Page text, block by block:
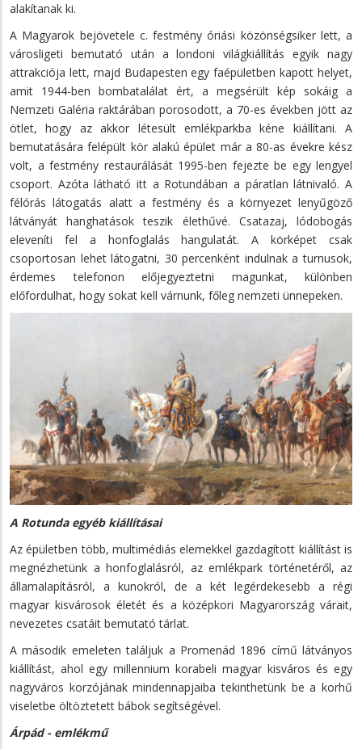
alakítanak ki.
A Magyarok bejövetele c. festmény óriási közönségsiker lett, a
városligeti bemutató után a londoni világkiállítás egyik nagy
attrakciója lett, majd Budapesten egy faépületben kapott helyet,
amit 1944-ben bombatalálat ért, a megsérült kép sokáig a
Nemzeti Galéria raktárában porosodott, a 70-es években jött az
ötlet, hogy az akkor létesült emlékparkba kéne kiállítani. A
bemutatására felépült kör alakú épület már a 80-as évekre kész
volt, a festmény restaurálását 1995-ben fejezte be egy lengyel
csoport. Azóta látható itt a Rotundában a páratlan látnivaló. A
félórás látogatás alatt a festmény és a környezet lenyűgöző
látványát hanghatások teszik élethűvé. Csatazaj, lódobogás
eleveníti fel a honfoglalás hangulatát. A körképet csak
csoportosan lehet látogatni, 30 percenként indulnak a turnusok,
érdemes telefonon előjegyeztetni magunkat, különben
előfordulhat, hogy sokat kell várnunk, főleg nemzeti ünnepeken.
A Rotunda egyéb kiállításai
Az épületben több, multimédiás elemekkel gazdagított kiállítást is
megnézhetünk a honfoglalásról, az emlékpark történetéről, az
államalapításról, a kunokról, de a két legérdekesebb a régi
magyar kisvárosok életét és a középkori Magyarország várait,
nevezetes csatáit bemutató tárlat.
A második emeleten találjuk a Promenád 1896 című látványos
kiállítást, ahol egy millennium korabeli magyar kisváros és egy
nagyváros korzójának mindennapjaiba tekinthetünk be a korhű
viseletbe öltöztetett bábok segítségével.
Árpád - emlékmű